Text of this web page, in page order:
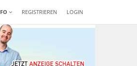
REGISTRIEREN LOGIN